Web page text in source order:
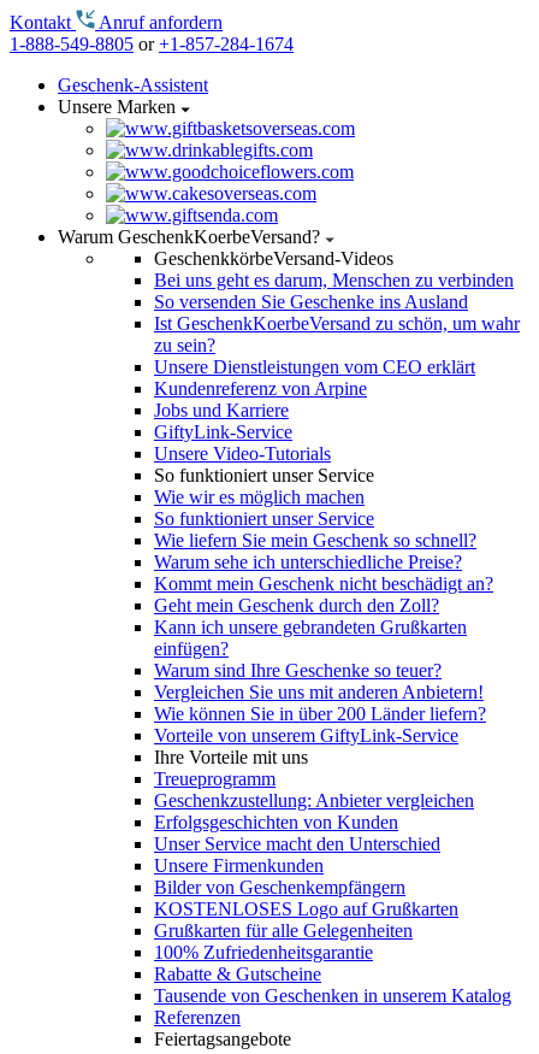
Kontakt
Anruf anfordern
1-888-549-8805 or+1-857-284-1674
Geschenk-Assistent
Unsere Marken
Warum GeschenkKoerbeVersand?
GeschenkkörbeVersand-Videos
Bei uns geht es darum, Menschen zu verbinden
So versenden Sie Geschenke ins Ausland
Ist GeschenkKoerbeVersand zu schön, um wahr
zu sein?
Unsere Dienstleistungen vom CEO erklärt
Kundenreferenz von Arpine
Jobs und Karriere
GiftyLink-Service
Unsere Video-Tutorials
So funktioniert unser Service
Wie wir es möglich machen
So funktioniert unser Service
Wie liefern Sie mein Geschenk so schnell?
Warum sehe ich unterschiedliche Preise?
Kommt mein Geschenk nicht beschädigt an?
Geht mein Geschenk durch den Zoll?
Kann ich unsere gebrandeten Grußkarten
einfügen?
Warum sind Ihre Geschenke so teuer?
Vergleichen Sie uns mit anderen Anbietern!
Wie können Sie in über 200 Länder liefern?
Vorteile von unserem GiftyLink-Service
Ihre Vorteile mit uns
Treueprogramm
Geschenkzustellung: Anbieter vergleichen
Erfolgsgeschichten von Kunden
Unser Service macht den Unterschied
Unsere Firmenkunden
Bilder von Geschenkempfängern
KOSTENLOSES Logo auf Grußkarten
Grußkarten für alle Gelegenheiten
100% Zufriedenheitsgarantie
Rabatte & Gutscheine
Tausende von Geschenken in unserem Katalog
Referenzen
Feiertagsangebote